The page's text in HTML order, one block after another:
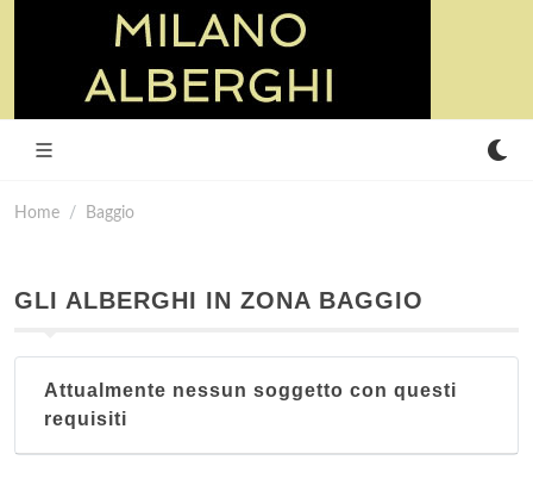
Home Baggio
GLI ALBERGHI IN ZONA BAGGIO
Attualmente nessun soggetto con questi
requisiti